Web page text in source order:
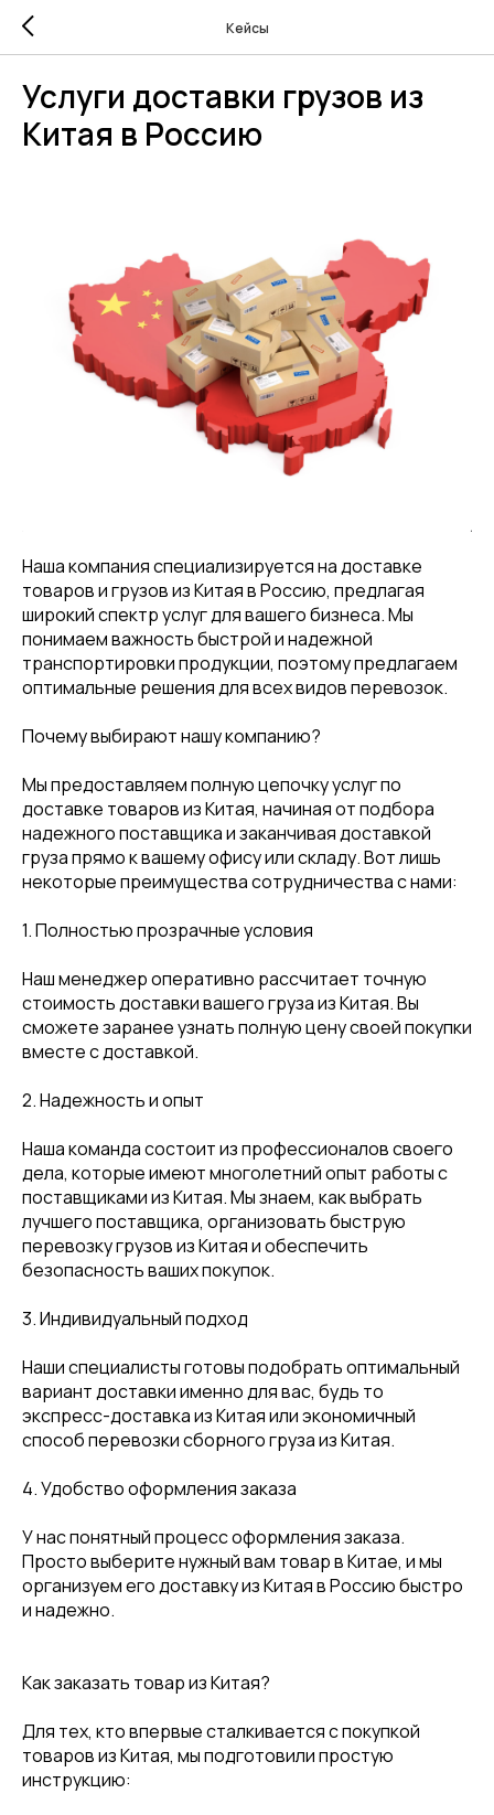
Кейсы
Услуги доставки грузов из
Китая в Россию
Наша компания специализируется на доставке
товаров и грузов из Китая в Россию, предлагая
широкий спектр услуг для вашего бизнеса. Мы
понимаем важность быстрой и надежной
транспортировки продукции, поэтому предлагаем
оптимальные решения для всех видов перевозок.
Почему выбирают нашу компанию?
Мы предоставляем полную цепочку услуг по
доставке товаров из Китая, начиная от подбора
надежного поставщика и заканчивая доставкой
груза прямо к вашему офису или складу. Вот лишь
некоторые преимущества сотрудничества с нами:
1. Полностью прозрачные условия
Наш менеджер оперативно рассчитает точную
стоимость доставки вашего груза из Китая. Вы
сможете заранее узнать полную цену своей покупки
вместе с доставкой.
2. Надежность и опыт
Наша команда состоит из профессионалов своего
дела, которые имеют многолетний опыт работы с
поставщиками из Китая. Мы знаем, как выбрать
лучшего поставщика, организовать быструю
перевозку грузов из Китая и обеспечить
безопасность ваших покупок.
3. Индивидуальный подход
Наши специалисты готовы подобрать оптимальный
вариант доставки именно для вас, будь то
экспресс-доставка из Китая или экономичный
способ перевозки сборного груза из Китая.
4. Удобство оформления заказа
У нас понятный процесс оформления заказа.
Просто выберите нужный вам товар в Китае, и мы
организуем его доставку из Китая в Россию быстро
и надежно.
Как заказать товар из Китая?
Для тех, кто впервые сталкивается с покупкой
товаров из Китая, мы подготовили простую
инструкцию: